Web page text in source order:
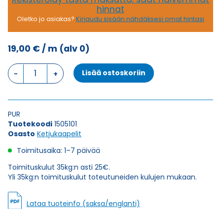
hinnat
Oletko jo asiakas? Kirjaudu sisään nähdäksesi omat hintasi
19,00 €/ m (alv 0)
Ketjukaapeli
KAWEFLEX
SK-
12G1,5
(AWG16)
määrä
Lisää ostoskoriin
PUR
Tuotekoodi 1505101
Osasto Ketjukaapelit
Toimitusaika: 1–7 päivää
Toimituskulut 35kg:n asti 25€.
Yli 35kg:n toimituskulut toteutuneiden kulujen mukaan.
Lataa tuoteinfo (saksa/englanti)